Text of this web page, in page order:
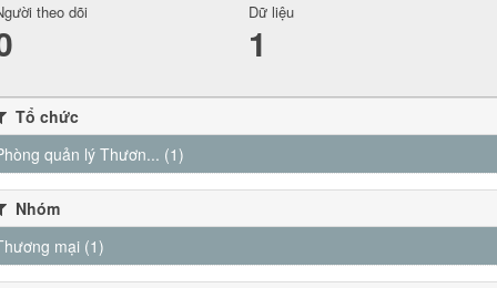
theo dõi Dữ liệu
1
Tổ chức
quản lý Thươn... (1)
Nhóm
mại (1)